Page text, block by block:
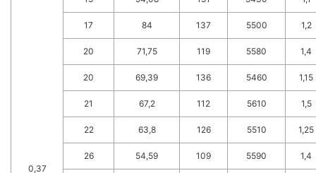
0,37
17 84 137 5500 1,2
20 71,75 119 5580 1,4
20 69,39 136 5460 1,15
21 67,2 112 5610 1,5
22 63,8 126 5510 1,25
26 54,59 109 5590 1,4